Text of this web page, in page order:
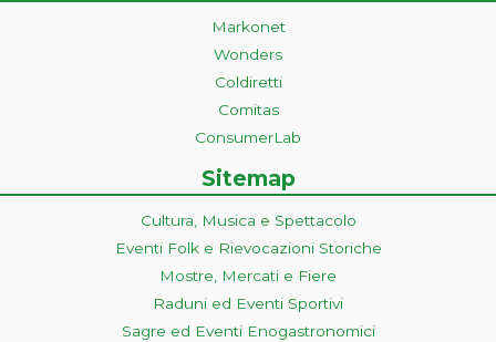
Markonet
Wonders
Coldiretti
Comitas
ConsumerLab
Sitemap
Cultura, Musica e Spettacolo
Eventi Folk e Rievocazioni Storiche
Mostre, Mercati e Fiere
Raduni ed Eventi Sportivi
Sagre ed Eventi Enogastronomici